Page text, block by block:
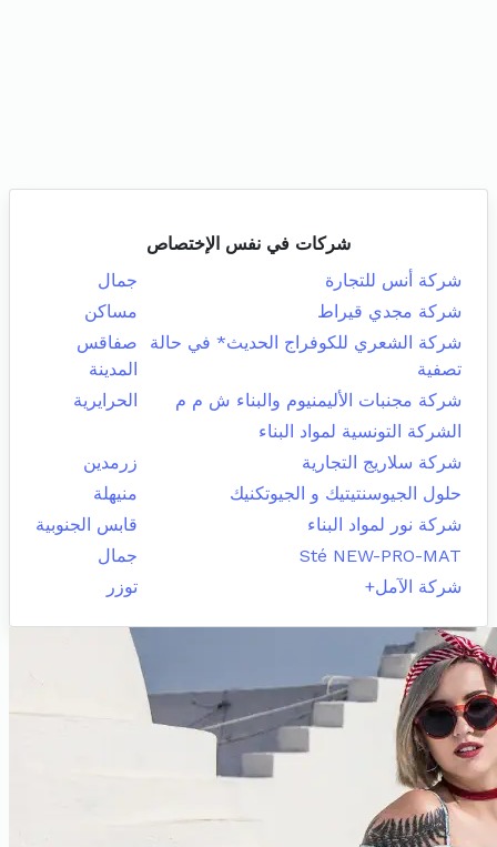
شركات في نفس الإختصاص
شركة أنس للتجارة
جمال
شركة مجدي قيراط
مساكن
شركة الشعري للكوفراج الحديث* في حالة
تصفية
صفاقس
المدينة
شركة مجنبات الأليمنيوم والبناء ش م م
الحرايرية
الشركة التونسية لمواد البناء
شركة سلاريج التجارية
زرمدين
حلول الجيوسنتيتيك و الجيوتكنيك
منيهلة
شركة نور لمواد البناء
قابس الجنوبية
Sté NEW-PRO-MAT
جمال
شركة الآمل+
توزر